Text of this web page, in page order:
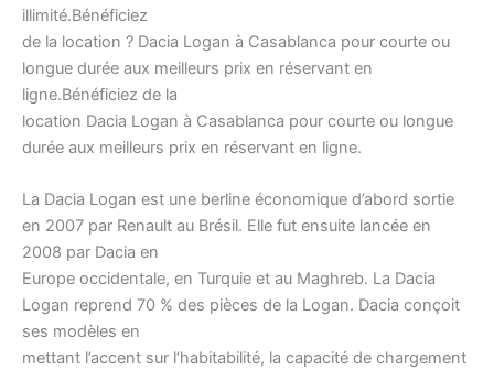
illimité.Bénéficiez
de la location ? Dacia Logan à Casablanca pour courte ou
longue durée aux meilleurs prix en réservant en
ligne.Bénéficiez de la
location Dacia Logan à Casablanca pour courte ou longue
durée aux meilleurs prix en réservant en ligne.
La Dacia Logan est une berline économique d’abord sortie
en 2007 par Renault au Brésil. Elle fut ensuite lancée en
2008 par Dacia en
Europe occidentale, en Turquie et au Maghreb. La Dacia
Logan reprend 70 % des pièces de la Logan. Dacia conçoit
ses modèles en
mettant l’accent sur l‘habitabilité, la capacité de chargement